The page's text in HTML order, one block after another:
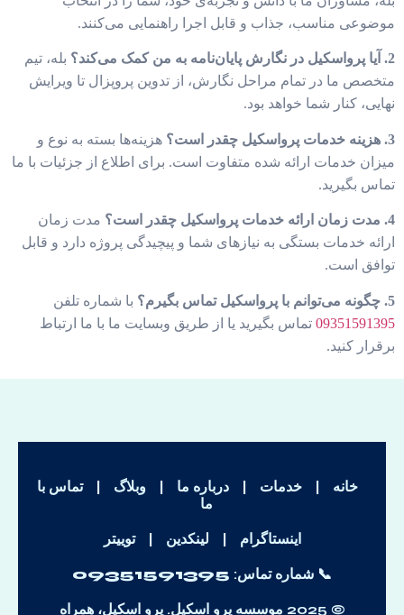
موضوعی مناسب، جذاب و قابل اجرا راهنمایی می‌کنند.
2. آیا پرواسکیل در نگارش پایان‌نامه به من کمک می‌کند؟
بله، تیم
متخصص ما در تمام مراحل نگارش، از تدوین پروپزال تا ویرایش
نهایی، کنار شما خواهد بود.
3. هزینه خدمات پرواسکیل چقدر است؟
هزینه‌ها بسته به نوع و
میزان خدمات ارائه شده متفاوت است. برای اطلاع از جزئیات با ما
تماس بگیرید.
4. مدت زمان ارائه خدمات پرواسکیل چقدر است؟
مدت زمان
ارائه خدمات بستگی به نیازهای شما و پیچیدگی پروژه دارد و قابل
توافق است.
5. چگونه می‌توانم با پرواسکیل تماس بگیرم؟
با شماره تلفن
09351591395 تماس بگیرید یا از طریق وبسایت ما با ما ارتباط
برقرار کنید.
خانه | خدمات | درباره ما | وبلاگ |
تماس با
ما
اینستاگرام | لینکدین | توییتر
📞 شماره تماس: 09351591395
© 2025 موسسه پرو اسکیل. پرو اسکیل، همراه